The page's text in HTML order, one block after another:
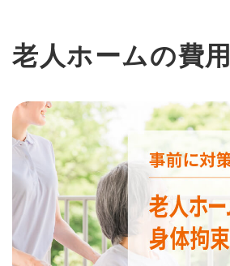
老人ホームの費用